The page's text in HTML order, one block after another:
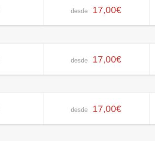
desde 17,00€
desde 17,00€
desde 17,00€